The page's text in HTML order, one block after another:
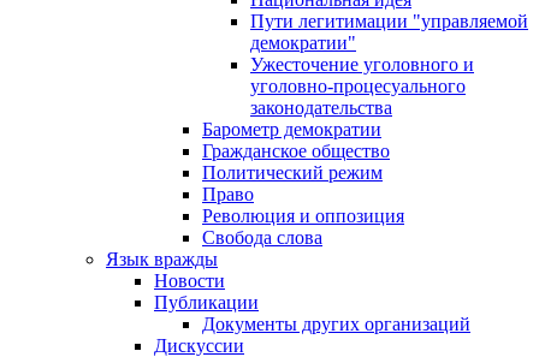
Пути легитимации "управляемой
демократии"
Ужесточение уголовного и
уголовно-процесуального
законодательства
Барометр демократии
Гражданское общество
Политический режим
Право
Революция и оппозиция
Свобода слова
Язык вражды
Новости
Публикации
Документы других организаций
Дискуссии